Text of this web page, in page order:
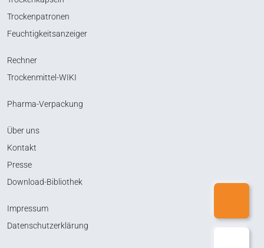
Trockenpatronen
Feuchtigkeitsanzeiger
Rechner
Trockenmittel-WIKI
Pharma-Verpackung
Über uns
Kontakt
Presse
Download-Bibliothek
Impressum
Datenschutzerklärung